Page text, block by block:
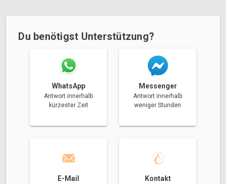
Du benötigst Unterstützung?
WhatsApp
Antwort innerhalb
kürzester Zeit
Messenger
Antwort innerhalb
weniger Stunden
E-Mail Kontakt